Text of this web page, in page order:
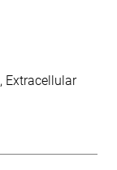
Extracellular